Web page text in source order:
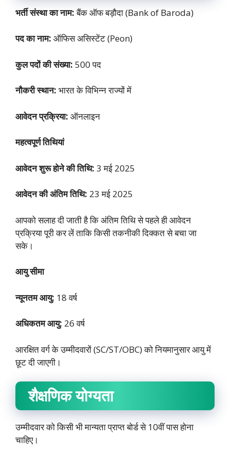
भर्ती संस्था का नाम:बैंक ऑफ बड़ौदा (Bank of Baroda)
पद का नाम: ऑफिस असिस्टेंट (Peon)
कुल पदों की संख्या: 500 पद
नौकरी स्थान: भारत के विभिन्न राज्यों में
आवेदन प्रक्रिया: ऑनलाइन
महत्वपूर्ण तिथियां
आवेदन शुरू होने की तिथि: 3 मई 2025
आवेदन की अंतिम तिथि: 23 मई 2025
आपको सलाह दी जाती है कि अंतिम तिथि से पहले ही आवेदन
प्रक्रिया पूरी कर लें ताकि किसी तकनीकी दिक्कत से बचा जा
सके।
आयु सीमा
न्यूनतम आयु: 18 वर्ष
अधिकतम आयु: 26 वर्ष
आरक्षित वर्ग के उम्मीदवारों (SC/ST/OBC) को नियमानुसार आयु में
छूट दी जाएगी।
शैक्षणिक योग्यता
उम्मीदवार को किसी भी मान्यता प्राप्त बोर्ड से 10वीं पास होना
चाहिए।